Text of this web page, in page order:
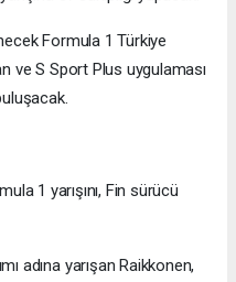
Formula 1 Türkiye
ve S Sport Plus uygulaması
1 yarışını, Fin sürücü
adına yarışan Raikkonen,